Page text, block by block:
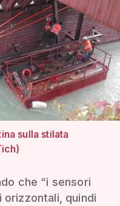
sulla stilata
che “i sensori
orizzontali, quindi